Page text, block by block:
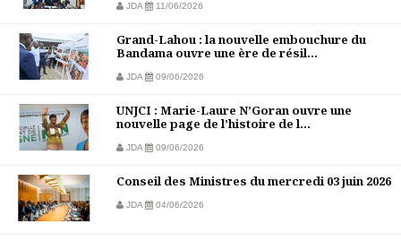
JDA 11/06/2026
Grand-Lahou : la nouvelle embouchure du
Bandama ouvre une ère de résil...
JDA 09/06/2026
UNJCI : Marie-Laure N’Goran ouvre une
nouvelle page de l’histoire de l...
JDA 09/06/2026
Conseil des Ministres du mercredi 03 juin 2026
JDA 04/06/2026